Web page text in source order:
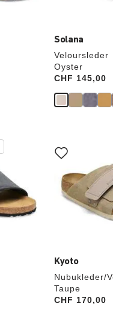
Solana
Veloursleder
Oyster
Price:
CHF 145,00
Kyoto
Nubukleder/
Taupe
Price:
CHF 170,00
Anklicken
der
Farben
werden
die
Produktbilder
aktualisiert.